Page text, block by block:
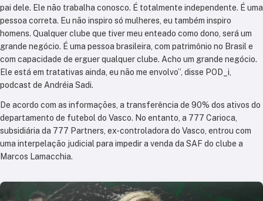
pai dele. Ele não trabalha conosco. É totalmente independente. É uma
pessoa correta. Eu não inspiro só mulheres, eu também inspiro
homens. Qualquer clube que tiver meu enteado como dono, será um
grande negócio. É uma pessoa brasileira, com patrimônio no Brasil e
com capacidade de erguer qualquer clube. Acho um grande negócio.
Ele está em tratativas ainda, eu não me envolvo”, disse POD_i,
podcast de Andréia Sadi.
De acordo com as informações, a transferência de 90% dos ativos do
departamento de futebol do Vasco. No entanto, a 777 Carioca,
subsidiária da 777 Partners, ex-controladora do Vasco, entrou com
uma interpelação judicial para impedir a venda da SAF do clube a
Marcos Lamacchia.